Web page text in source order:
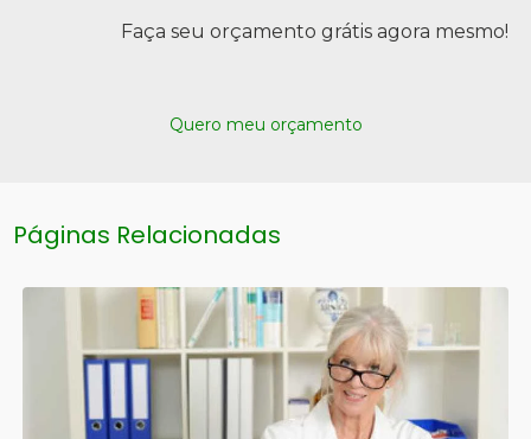
Faça seu orçamento grátis agora mesmo!
Quero meu orçamento
Páginas Relacionadas